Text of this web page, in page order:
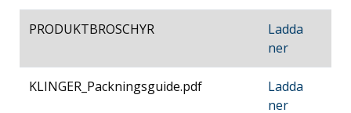
PRODUKTBROSCHYR
Ladda
ner
KLINGER_Packningsguide.pdf
Ladda
ner